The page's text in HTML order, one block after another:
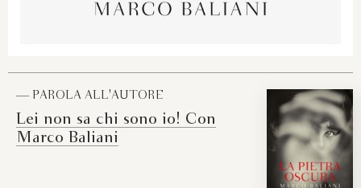
— PAROLA ALL'AUTORE
Lei non sa chi sono io! Con
Marco Baliani